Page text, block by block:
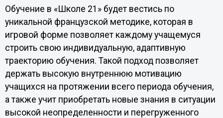
Обучение в «Школе 21» будет вестись по
уникальной французской методике, которая в
игровой форме позволяет каждому учащемуся
строить свою индивидуальную, адаптивную
траекторию обучения. Такой подход позволяет
держать высокую внутреннюю мотивацию
учащихся на протяжении всего периода обучения,
а также учит приобретать новые знания в ситуации
высокой неопределенности и перегруженного